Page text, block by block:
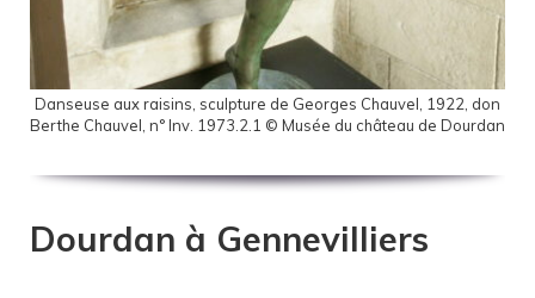
Danseuse aux raisins, sculpture de Georges Chauvel, 1922, don
Berthe Chauvel, n° Inv. 1973.2.1 © Musée du château de Dourdan
Dourdan à Gennevilliers